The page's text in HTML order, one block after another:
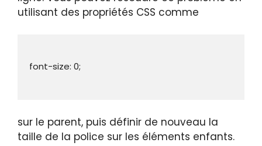
utilisant des propriétés CSS comme
sur le parent, puis définir de nouveau la
taille de la police sur les éléments enfants.